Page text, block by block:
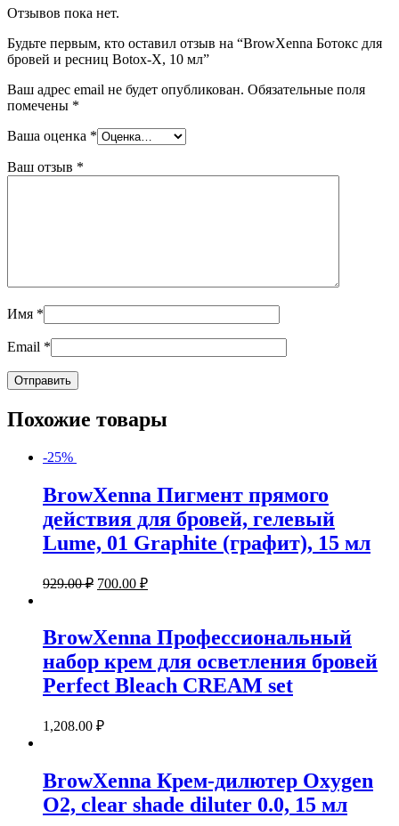
Отзывов пока нет.
Будьте первым, кто оставил отзыв на “BrowXenna Ботокс для
бровей и ресниц Botox-X, 10 мл”
Ваш адрес email не будет опубликован. Обязательные поля
помечены *
Ваша оценка *
Ваш отзыв *
Имя *
Email *
Похожие товары
-25%
BrowXenna Пигмент прямого
действия для бровей, гелевый
Lume, 01 Graphite (графит), 15 мл
929.00₽ 700.00 ₽
BrowXenna Профессиональный
набор крем для осветления бровей
Perfect Bleach CREAM set
1,208.00 ₽
BrowXenna Крем-дилютер Oxygen
O2, clear shade diluter 0.0, 15 мл